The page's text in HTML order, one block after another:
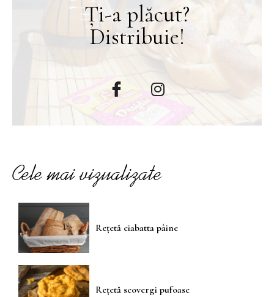
Ți-a plăcut?
Distribuie!
Cele mai vizualizate
Rețetă ciabatta pâine
Rețetă scovergi pufoase